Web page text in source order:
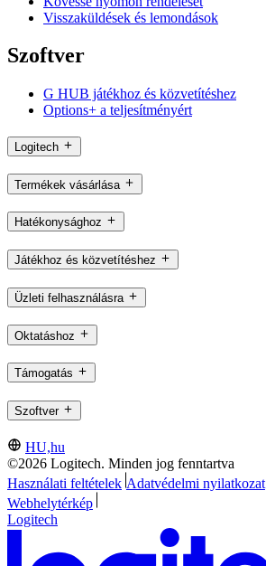
Visszaküldések és lemondások
Szoftver
G HUB játékhoz és közvetítéshez
Options+ a teljesítményért
Logitech
Termékek vásárlása
Hatékonysághoz
Játékhoz és közvetítéshez
Üzleti felhasználásra
Oktatáshoz
Támogatás
Szoftver
HU,hu
©2026 Logitech. Minden jog fenntartva
Használati feltételek Adatvédelmi nyilatkozat
Webhelytérkép
Logitech